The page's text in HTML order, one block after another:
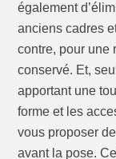
également
anciens cadres
contre, pour une
conservé. Et,
apportant une
forme et les
vous proposer
avant la pose.